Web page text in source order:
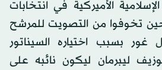
الأميركية في انتخابات
عام 2000. حين تخوفوا من التصويت للمرشح
غور بسبب اختياره السيناتور
ليبرمان ليكون نائبه على